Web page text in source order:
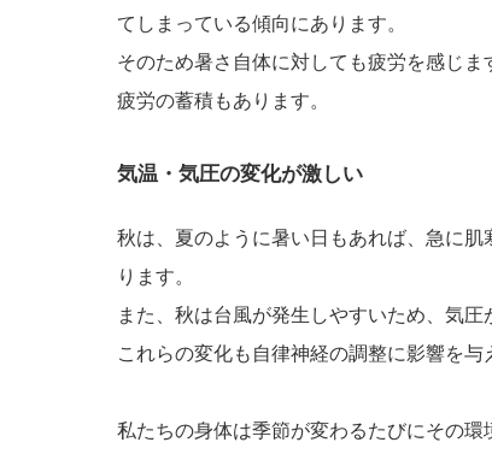
てしまっている傾向にあります。
そのため暑さ自体に対しても疲労を感じ
疲労の蓄積もあります。
気温・気圧の変化が激しい
秋は、夏のように暑い日もあれば、急に
ります。
また、秋は台風が発生しやすいため、気圧
これらの変化も自律神経の調整に影響を与
私たちの身体は季節が変わるたびにその